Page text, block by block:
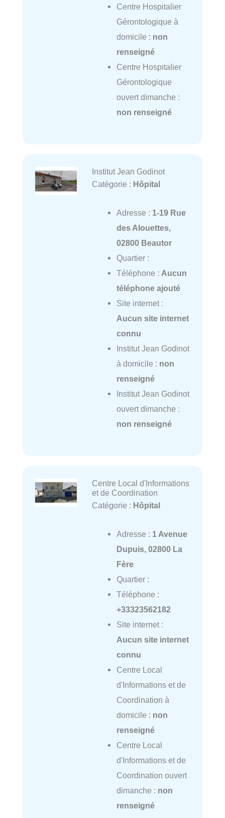
Centre Hospitalier
Gérontologique à
domicile : non
renseigné
Centre Hospitalier
Gérontologique
ouvert dimanche :
non renseigné
Institut Jean Godinot
Catégorie : Hôpital
Adresse : 1-19 Rue
des Alouettes,
02800 Beautor
Quartier :
Téléphone : Aucun
téléphone ajouté
Site internet :
Aucun site internet
connu
Institut Jean Godinot
à domicile : non
renseigné
Institut Jean Godinot
ouvert dimanche :
non renseigné
Centre Local d'Informations
et de Coordination
Catégorie : Hôpital
Adresse : 1 Avenue
Dupuis, 02800 La
Fère
Quartier :
Téléphone :
+33323562182
Site internet :
Aucun site internet
connu
Centre Local
d'Informations et de
Coordination à
domicile : non
renseigné
Centre Local
d'Informations et de
Coordination ouvert
dimanche : non
renseigné